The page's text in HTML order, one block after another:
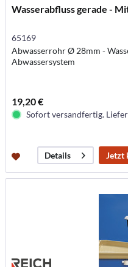
Wasserabfluss gerade -
65169
Abwasserrohr Ø 28mm -
Abwassersystem
19,20 €
Sofort versandfertig.
Details Jetzt